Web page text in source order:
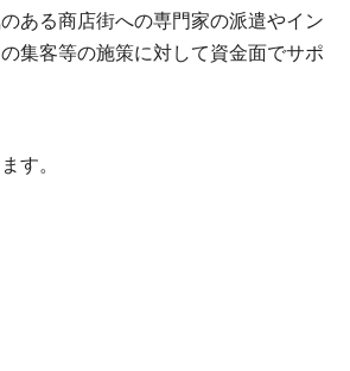
ある商店街への専門家の派遣やイン
集客等の施策に対して資金面でサポ
す。